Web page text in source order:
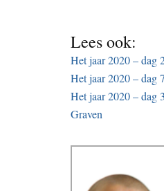
Lees ook:
Het jaar 2020 – dag
Het jaar 2020 – dag
Het jaar 2020 – dag
Graven